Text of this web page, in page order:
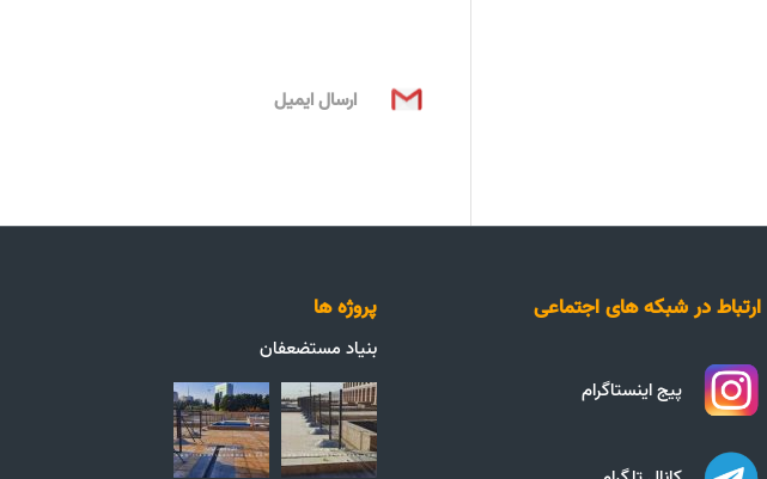
ارسال ایمیل
ارتباط در شبکه های اجتماعی
پیج اینستاگرام
پروژه ها
بنیاد مستضعفان